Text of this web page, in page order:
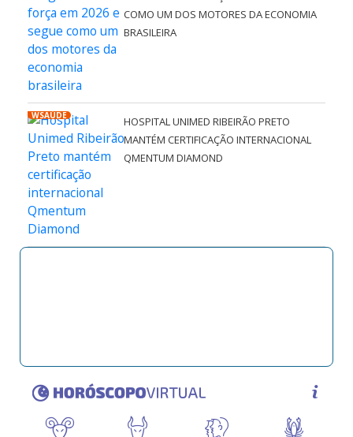
COMO UM DOS MOTORES DA ECONOMIA
BRASILEIRA
WSAÚDE
HOSPITAL UNIMED RIBEIRÃO PRETO
MANTÉM CERTIFICAÇÃO INTERNACIONAL
QMENTUM DIAMOND